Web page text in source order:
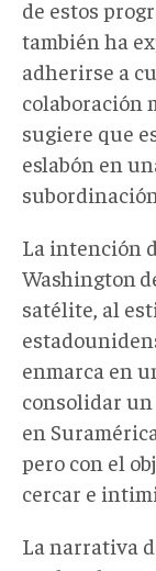
de estos
también ha
adherirse a
colaboración
sugiere que
eslabón en
La intención
Washington
satélite, al
enmarca en
consolidar
en Sur
pero con el
cercar e
La narrativa